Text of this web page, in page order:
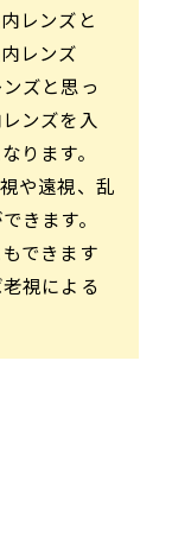
レンズと
レンズ
ズと思っ
ンズを入
ります。
や遠視、乱
きます。
できます
視による